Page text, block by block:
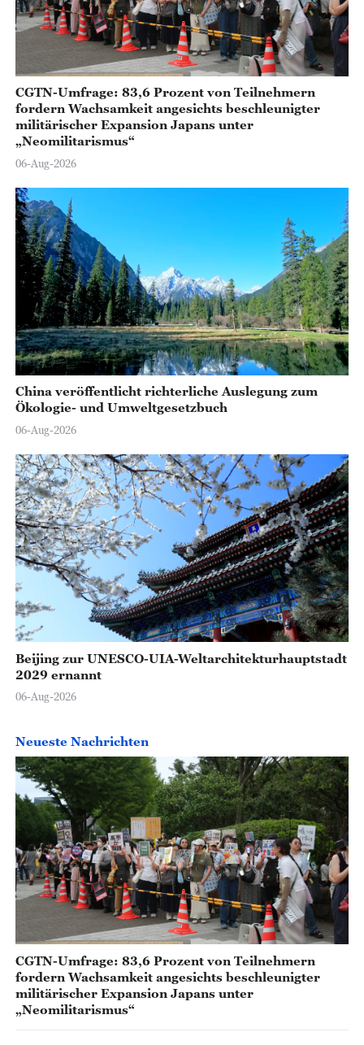
CGTN-Umfrage: 83,6 Prozent von Teilnehmern
fordern Wachsamkeit angesichts beschleunigter
militärischer Expansion Japans unter
„Neomilitarismus“
06-Aug-2026
China veröffentlicht richterliche Auslegung zum
Ökologie- und Umweltgesetzbuch
06-Aug-2026
Beijing zur UNESCO-UIA-Weltarchitekturhauptstadt
2029 ernannt
06-Aug-2026
Neueste Nachrichten
CGTN-Umfrage: 83,6 Prozent von Teilnehmern
fordern Wachsamkeit angesichts beschleunigter
militärischer Expansion Japans unter
„Neomilitarismus“